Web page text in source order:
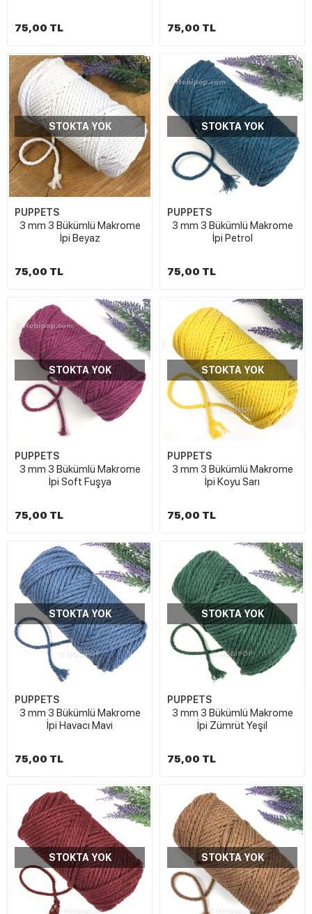
75,00 TL 75,00 TL
STOKTA YOK
PUPPETS
3 mm 3 Bükümlü Makrome
İpi Beyaz
75,00 TL
STOKTA YOK
PUPPETS
3 mm 3 Bükümlü Makrome
İpi Petrol
75,00 TL
STOKTA YOK
PUPPETS
3 mm 3 Bükümlü Makrome
İpi Soft Fuşya
75,00 TL
STOKTA YOK
PUPPETS
3 mm 3 Bükümlü Makrome
İpi Koyu Sarı
75,00 TL
STOKTA YOK
PUPPETS
3 mm 3 Bükümlü Makrome
İpi Havacı Mavi
75,00 TL
STOKTA YOK
PUPPETS
3 mm 3 Bükümlü Makrome
İpi Zümrüt Yeşil
75,00 TL
STOKTA YOK STOKTA YOK